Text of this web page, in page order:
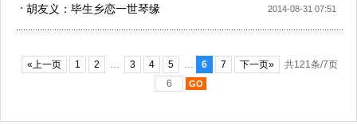
2014-08-31 07:51
胡友义：毕生乡恋一世琴缘
«上一页 1 2 … 3 4 5 … 6 7 下一页» 共121条/7页